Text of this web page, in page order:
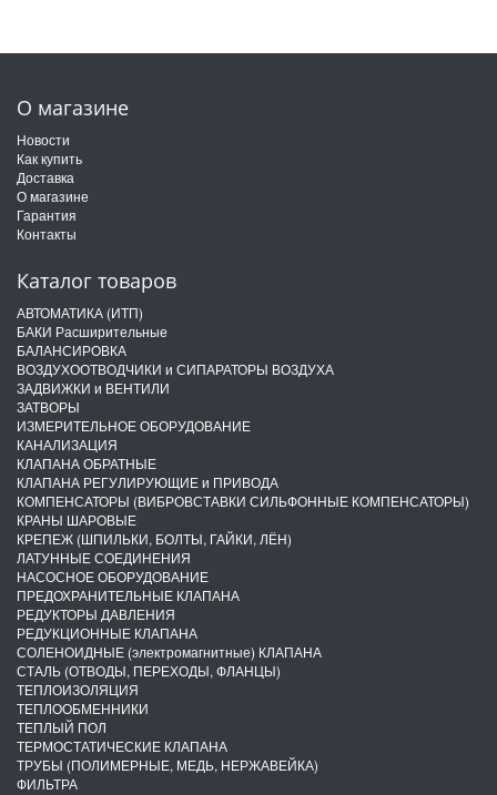
О магазине
Новости
Как купить
Доставка
О магазине
Гарантия
Контакты
Каталог товаров
АВТОМАТИКА (ИТП)
БАКИ Расширительные
БАЛАНСИРОВКА
ВОЗДУХООТВОДЧИКИ и СИПАРАТОРЫ ВОЗДУХА
ЗАДВИЖКИ и ВЕНТИЛИ
ЗАТВОРЫ
ИЗМЕРИТЕЛЬНОЕ ОБОРУДОВАНИЕ
КАНАЛИЗАЦИЯ
КЛАПАНА ОБРАТНЫЕ
КЛАПАНА РЕГУЛИРУЮЩИЕ и ПРИВОДА
КОМПЕНСАТОРЫ (ВИБРОВСТАВКИ СИЛЬФОННЫЕ КОМПЕНСАТОРЫ)
КРАНЫ ШАРОВЫЕ
КРЕПЕЖ (ШПИЛЬКИ, БОЛТЫ, ГАЙКИ, ЛЁН)
ЛАТУННЫЕ СОЕДИНЕНИЯ
НАСОСНОЕ ОБОРУДОВАНИЕ
ПРЕДОХРАНИТЕЛЬНЫЕ КЛАПАНА
РЕДУКТОРЫ ДАВЛЕНИЯ
РЕДУКЦИОННЫЕ КЛАПАНА
СОЛЕНОИДНЫЕ (электромагнитные) КЛАПАНА
СТАЛЬ (ОТВОДЫ, ПЕРЕХОДЫ, ФЛАНЦЫ)
ТЕПЛОИЗОЛЯЦИЯ
ТЕПЛООБМЕННИКИ
ТЕПЛЫЙ ПОЛ
ТЕРМОСТАТИЧЕСКИЕ КЛАПАНА
ТРУБЫ (ПОЛИМЕРНЫЕ, МЕДЬ, НЕРЖАВЕЙКА)
ФИЛЬТРА